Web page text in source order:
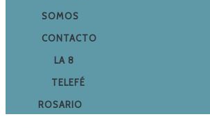
SOMOS
CONTACTO
LA 8
TELEFÉ
ROSARIO